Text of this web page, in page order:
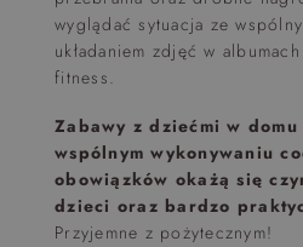
wyglądać sytuacja ze
układaniem zdjęć w
fitness.
Zabawy z dziećmi w
wspólnym wykonywaniu
obowiązków okażą się
dzieci oraz bardzo
Przyjemne z pożytecznym!